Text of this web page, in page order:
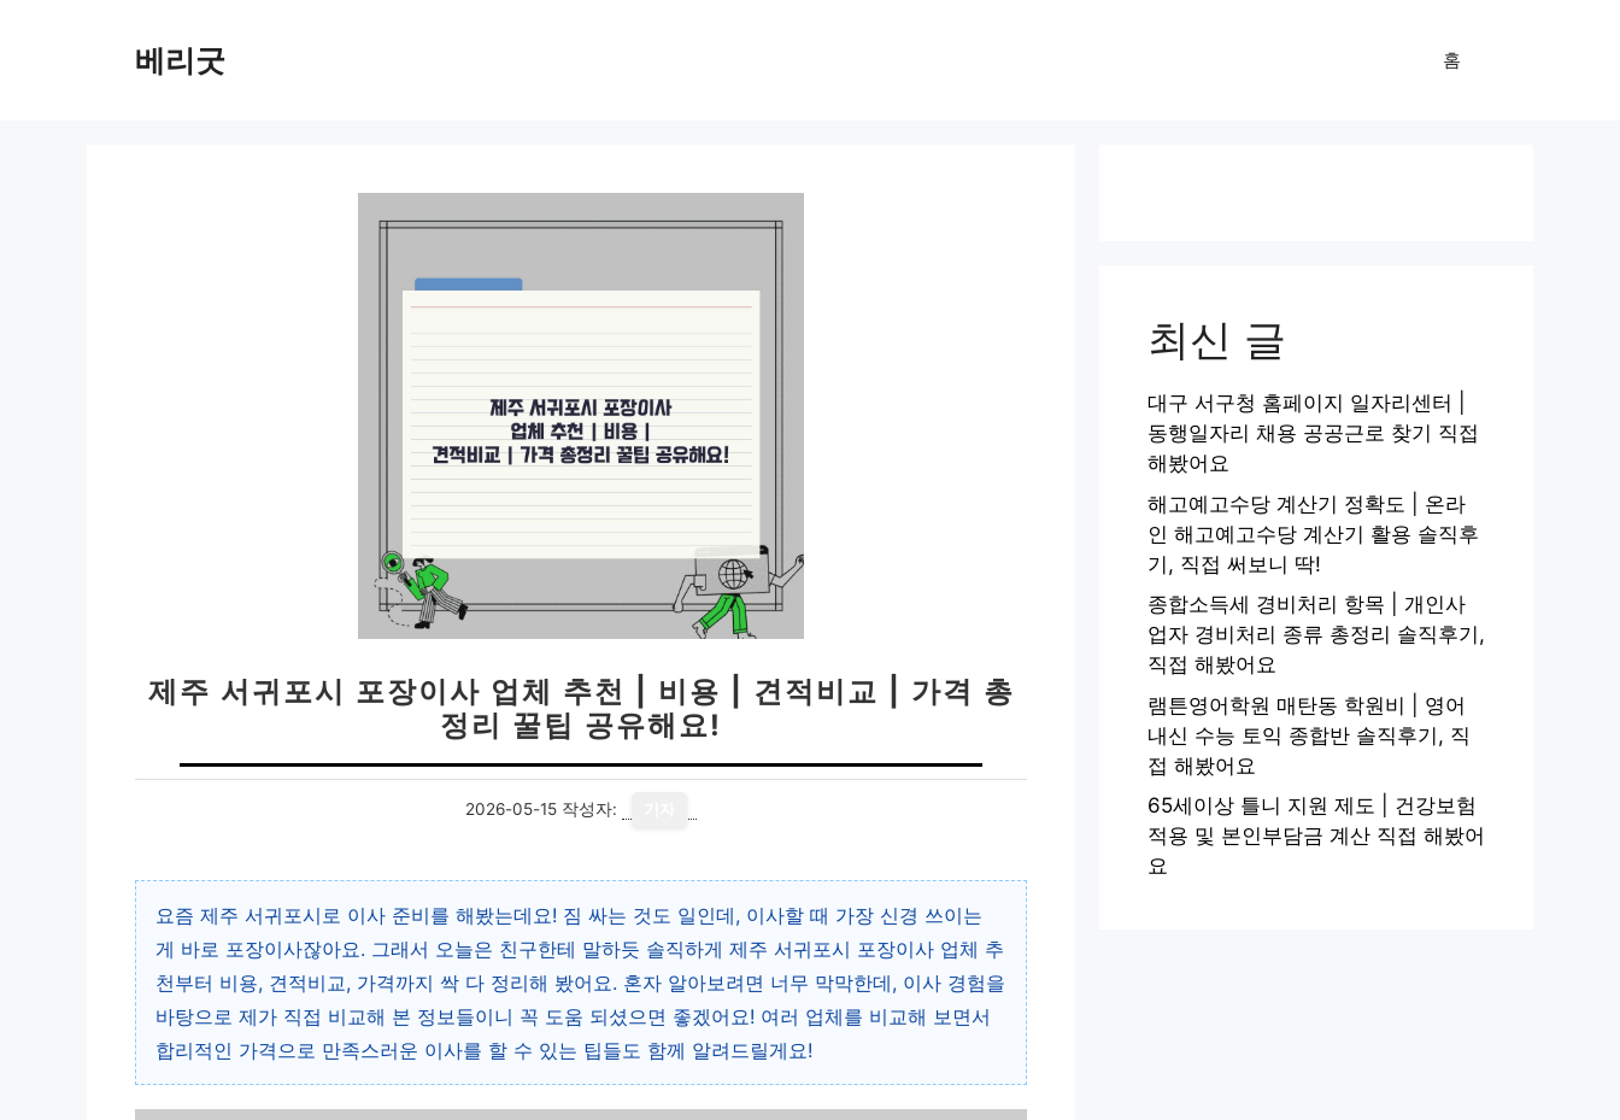
베리굿 홈
제주 서귀포시 포장이사 업체 추천 | 비용 | 견적비교 | 가격 총
정리 꿀팁 공유해요!
2026-05-15 작성자:
요즘 제주 서귀포시로 이사 준비를 해봤는데요! 짐 싸는 것도 일인데, 이사할 때 가장 신경 쓰이는
게 바로 포장이사잖아요. 그래서 오늘은 친구한테 말하듯 솔직하게 제주 서귀포시 포장이사 업체 추
천부터 비용, 견적비교, 가격까지 싹 다 정리해 봤어요. 혼자 알아보려면 너무 막막한데, 이사 경험을
바탕으로 제가 직접 비교해 본 정보들이니 꼭 도움 되셨으면 좋겠어요! 여러 업체를 비교해 보면서
합리적인 가격으로 만족스러운 이사를 할 수 있는 팁들도 함께 알려드릴게요!
최신 글
대구 서구청 홈페이지 일자리센터 |
동행일자리 채용 공공근로 찾기 직접
해봤어요
해고예고수당 계산기 정확도 | 온라
인 해고예고수당 계산기 활용 솔직후
기, 직접 써보니 딱!
종합소득세 경비처리 항목 | 개인사
업자 경비처리 종류 총정리 솔직후기,
직접 해봤어요
램튼영어학원 매탄동 학원비 | 영어
내신 수능 토익 종합반 솔직후기, 직
접 해봤어요
65세이상 틀니 지원 제도 | 건강보험
적용 및 본인부담금 계산 직접 해봤어
요